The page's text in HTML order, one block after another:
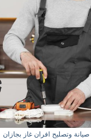
وتصليح افران غاز بجازان